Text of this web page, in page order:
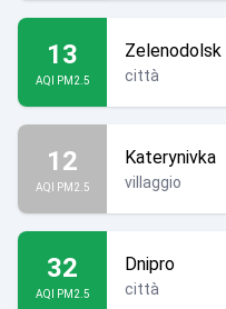
13
AQI PM2.5
Zelenodolsk
città
12
AQI PM2.5
Katerynivka
villaggio
32
AQI PM2.5
Dnipro
città